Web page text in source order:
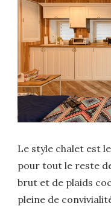
Le style chalet est
pour tout le reste
brut et de plaids
pleine de